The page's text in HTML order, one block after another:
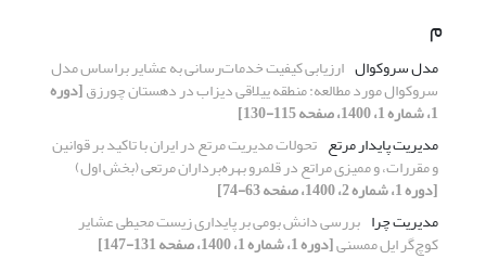
م
مدل سروکوال ارزیابی کیفیت خدمات‌رسانی به عشایر براساس مدل
سروکوال مورد مطالعه: منطقه ییلاقی دیزاب در دهستان چورزق[دوره
1، شماره 1، 1400، صفحه 115-130]
مدیریت پایدار مرتع تحولات مدیریت مرتع در ایران با تاکید بر قوانین
و مقررات، و ممیزی مراتع در قلمرو بهره‌برداران مرتعی (بخش اول)
[دوره 1، شماره 2، 1400، صفحه 63-74]
مدیریت چرا بررسی دانش بومی بر پایداری زیست محیطی عشایر
کوچ‌گر ایل ممسنی[دوره 1، شماره 1، 1400، صفحه 131-147]